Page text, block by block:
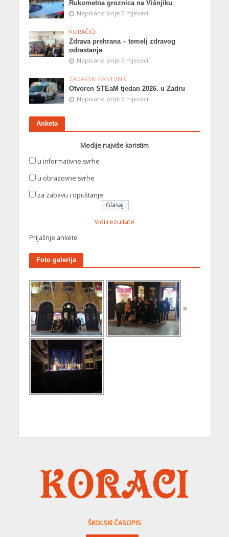
Rukometna groznica na Višnjiku
Napisano prije 5 mjeseci
KORAČIĆI
Zdrava prehrana – temelj zdravog
odrastanja
Napisano prije 5 mjeseci
ZADARSKI KANTUNIĆ
Otvoren STEaM tjedan 2026. u Zadru
Napisano prije 5 mjeseci
Anketa
Medije najviše koristim
u informativne svrhe
u obrazovne svrhe
za zabavu i opuštanje
Vidi rezultate
Prijašnje ankete
Foto galerija
ŠKOLSKI ČASOPIS